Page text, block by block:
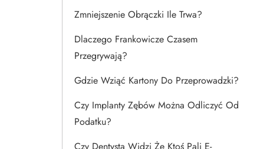
Zmniejszenie Obrączki Ile Trwa?
Dlaczego Frankowicze Czasem
Przegrywają?
Gdzie Wziąć Kartony Do Przeprowadzki?
Czy Implanty Zębów Można Odliczyć Od
Podatku?